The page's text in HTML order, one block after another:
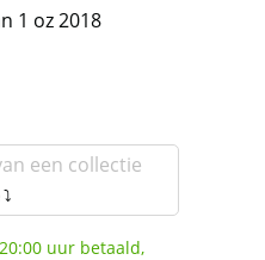
1 oz 2018
een collectie
uur betaald,